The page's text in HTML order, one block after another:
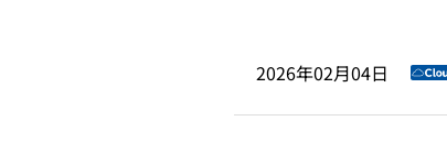
2026年02月04日